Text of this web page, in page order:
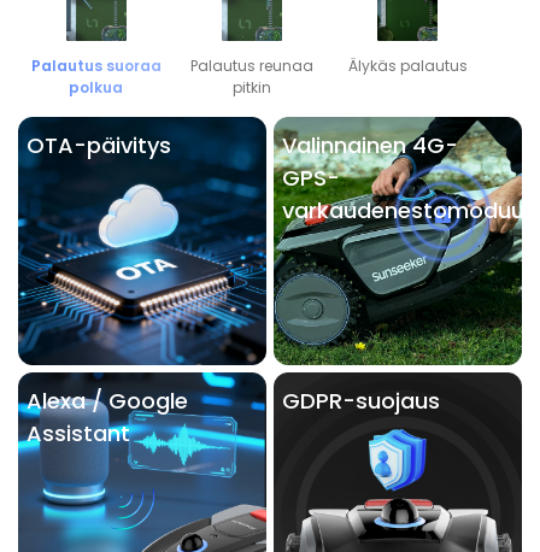
Palautus suoraa
polkua
Palautus reunaa
pitkin
Älykäs palautus
OTA-päivitys
Valinnainen 4G-
GPS-
varkaudenestomoduuli
Alexa / Google
Assistant
GDPR-suojaus